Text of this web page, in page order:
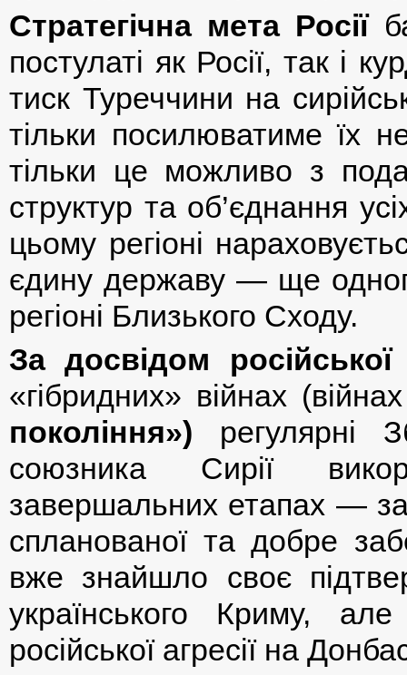
Стратегічна мета Росії
постулаті як Росії, так і
тиск Туреччини на
тільки посилюватиме їх
тільки це можливо з
структур та об’єднання
цьому регіоні
єдину державу — ще
регіоні Близького Сходу.
За досвідом російської
«гібридних» війнах
покоління») регулярні
союзника Сирії
завершальних етапах — за
спланованої та добре
вже знайшло своє
українського Криму,
російської агресії на